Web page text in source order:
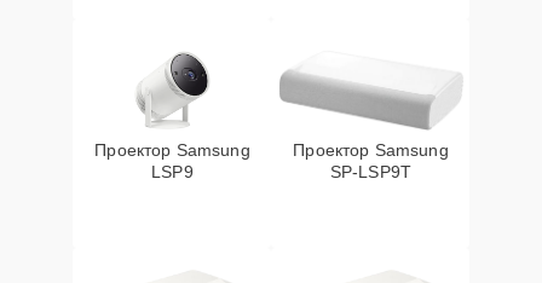
Проектор Samsung
LSP9
Проектор Samsung
SP-LSP9T